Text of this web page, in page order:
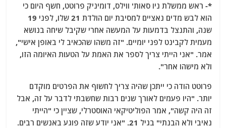
*- ראש ממשלת ניו סאות' ווילס, דומיניק פרוטט, חשף היום כי
הוא לבש מדים נאציים למסיבת יום הולדת 21 שלו, לפני 19
שנה, והתנצל בדמעות על המעשה אחרי שקיבל שיחה בנושא
מעמית לקבינט לפני יומיים. "זה משהו שהכאיב לי באופן אישי",
אמר. "אני הייתי צריך לספר את האמת על הטעות האיומה הזו,
ולא מישהו אחר".
פרוטט הודה כי ייתכן שהיה צריך לחשוף את הפרטים מוקדם
יותר. "היו פעמים לאורך שנים רבות שחשבתי לדבר על זה, אבל
זה היה קשה", אמר הפוליטיקאי האוסטרלי, שציין כי "הייתי
נאיבי ולא הבנתי" בגיל 21. "אני יודע שזה פוגע באנשים רבים.